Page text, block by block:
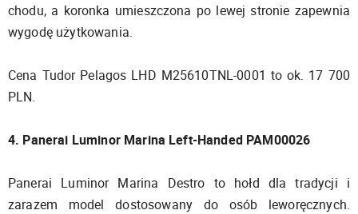
chodu, a koronka umieszczona po lewej stronie zapewnia
wygodę użytkowania.
Cena Tudor Pelagos LHD M25610TNL-0001 to ok. 17 700
PLN.
4. Panerai Luminor Marina Left-Handed PAM00026
Panerai Luminor Marina Destro to hołd dla tradycji i
zarazem model dostosowany do osób leworęcznych.